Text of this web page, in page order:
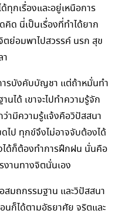
ทุกเรื่องและอยู่เหนือการ
ด นี่เป็นเรื่องที่ทำได้ยาก
ตย่อมพาไปสวรรค์ นรก สุข
ารบังคับบัญชา แต่ถ้าหมั่นทำ
ได้ เขาจะไปทำความรู้จัก
ว่ามีความรู้แจ้งคือวิปัสสนา
ป ทุกข์จึงไม่อาจจับต้องได้
ได้ก็ต้องทำการฝึกฝน นั่นคือ
งานทางจิตนั่นเอง
มถกรรมฐาน และวิปัสสนา
นก็ได้ตามอัธยาศัย จริตและ